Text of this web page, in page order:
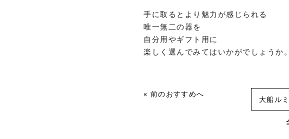
手に取るとより魅力が感じられる
唯一無二の器を
自分用やギフト用に
楽しく選んでみてはいかがでしょうか。
« 前のおすすめへ
大船ル